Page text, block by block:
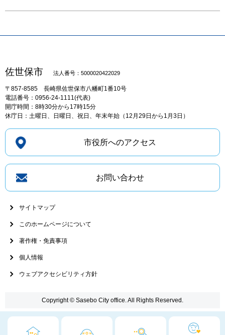
佐世保市 法人番号：5000020422029
〒857-8585 長崎県佐世保市八幡町1番10号
電話番号：0956-24-1111(代表)
開庁時間：8時30分から17時15分
休庁日：土曜日、日曜日、祝日、年末年始（12月29日から1月3日）
市役所へのアクセス
お問い合わせ
サイトマップ
このホームページについて
著作権・免責事項
個人情報
ウェブアクセシビリティ方針
Copyright © Sasebo City office. All Rights Reserved.